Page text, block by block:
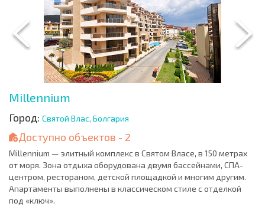
Millennium
Город: Святой Влас, Болгария
Доступно объектов - 2
Millennium — элитный комплекс в Святом Власе, в 150 метрах
от моря. Зона отдыха оборудована двумя бассейнами, СПА-
центром, рестораном, детской площадкой и многим другим.
Апартаменты выполнены в классическом стиле с отделкой
под «ключ».